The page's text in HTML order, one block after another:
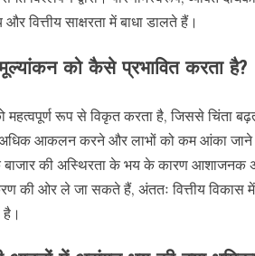
वित्तीय साक्षरता में बाधा डालते हैं।
को कैसे प्रभावित करता है?
रूप से विकृत करता है, जिससे चिंता
अधिक आकलन करने और लाभों को कम आंका
बाजार की अस्थिरता के भय के कारण
की ओर ले जा सकते हैं, अंततः वित्तीय विकास
है।